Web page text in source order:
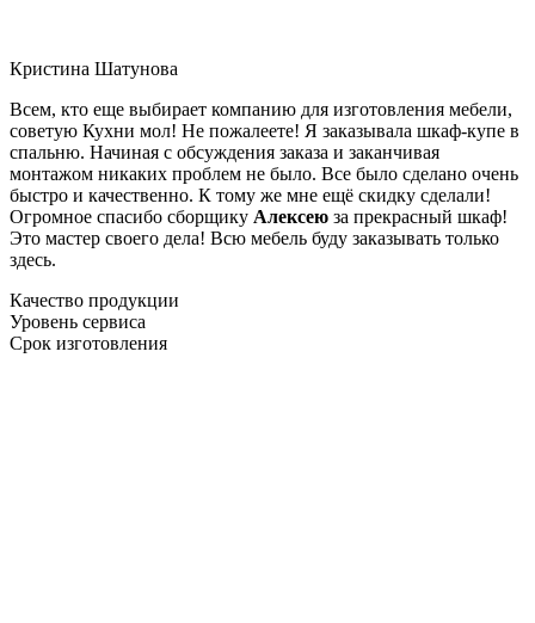
Кристина Шатунова
Всем, кто еще выбирает компанию для изготовления мебели,
советую Кухни мол! Не пожалеете! Я заказывала шкаф-купе в
спальню. Начиная с обсуждения заказа и заканчивая
монтажом никаких проблем не было. Все было сделано очень
быстро и качественно. К тому же мне ещё скидку сделали!
Огромное спасибо сборщику Алексею за прекрасный шкаф!
Это мастер своего дела! Всю мебель буду заказывать только
здесь.
Качество продукции
Уровень сервиса
Срок изготовления